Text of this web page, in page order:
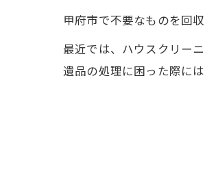
甲府市で不要なものを回
最近では、ハウスクリー
遺品の処理に困った際に